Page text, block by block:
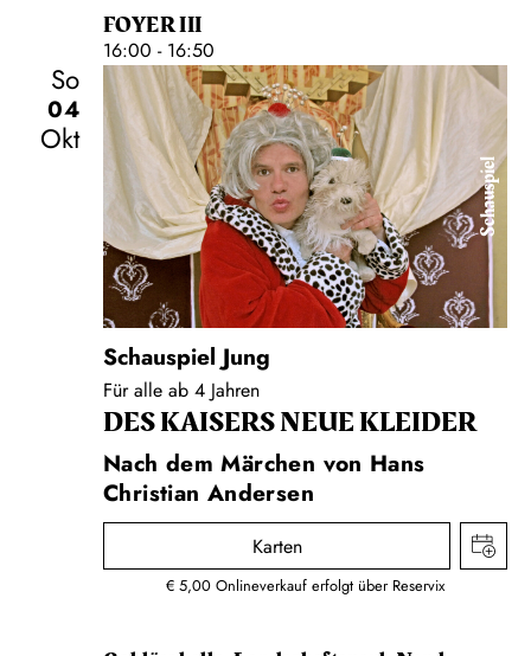
FOYER III
16:00 - 16:50
So
04
Okt
Schauspiel
Schauspiel Jung
Für alle ab 4 Jahren
DES KAISERS NEUE KLEIDER
Nach dem Märchen von Hans
Christian Andersen
Karten
€ 5,00 Onlineverkauf erfolgt über Reservix